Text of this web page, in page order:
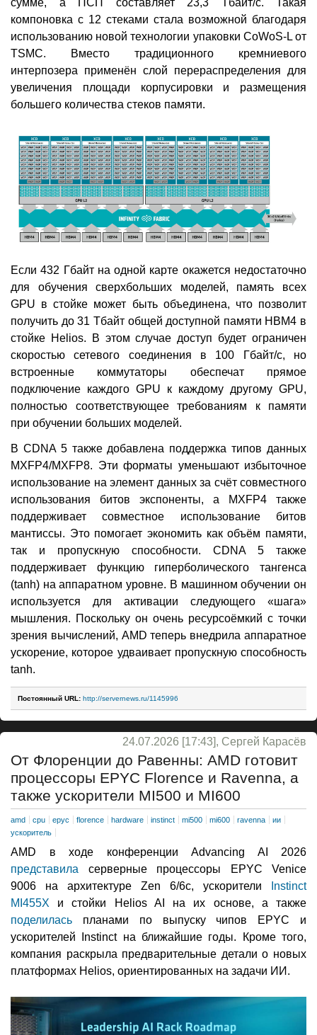
компоновка с 12 стеками стала возможной благодаря
использованию новой технологии упаковки CoWoS-L от
TSMC. Вместо традиционного кремниевого
интерпозера применён слой перераспределения для
увеличения площади корпусировки и размещения
большего количества стеков памяти.
Если 432 Гбайт на одной карте окажется недостаточно
для обучения сверхбольших моделей, память всех
GPU в стойке может быть объединена, что позволит
получить до 31 Тбайт общей доступной памяти HBM4 в
стойке Helios. В этом случае доступ будет ограничен
скоростью сетевого соединения в 100 Гбайт/с, но
встроенные коммутаторы обеспечат прямое
подключение каждого GPU к каждому другому GPU,
полностью соответствующее требованиям к памяти
при обучении больших моделей.
В CDNA 5 также добавлена поддержка типов данных
MXFP4/MXFP8. Эти форматы уменьшают избыточное
использование на элемент данных за счёт совместного
использования битов экспоненты, а MXFP4 также
поддерживает совместное использование битов
мантиссы. Это помогает экономить как объём памяти,
так и пропускную способности. CDNA 5 также
поддерживает функцию гиперболического тангенса
(tanh) на аппаратном уровне. В машинном обучении он
используется для активации следующего «шага»
мышления. Поскольку он очень ресурсоёмкий с точки
зрения вычислений, AMD теперь внедрила аппаратное
ускорение, которое удваивает пропускную способность
tanh.
Постоянный URL: http://servernews.ru/1145996
24.07.2026 [17:43], Сергей Карасёв
От Флоренции до Равенны: AMD готовит
процессоры EPYC Florence и Ravenna, а
также ускорители MI500 и MI600
amd cpu epyc florence hardware instinct mi500 mi600 ravenna
ии
ускоритель
AMD в ходе конференции Advancing AI 2026
представила серверные процессоры EPYC Venice
9006 на архитектуре Zen 6/6c, ускорители
Instinct
MI455X и стойки Helios AI на их основе, а также
поделилась планами по выпуску чипов EPYC и
ускорителей Instinct на ближайшие годы. Кроме того,
компания раскрыла предварительные детали о новых
платформах Helios, ориентированных на задачи ИИ.